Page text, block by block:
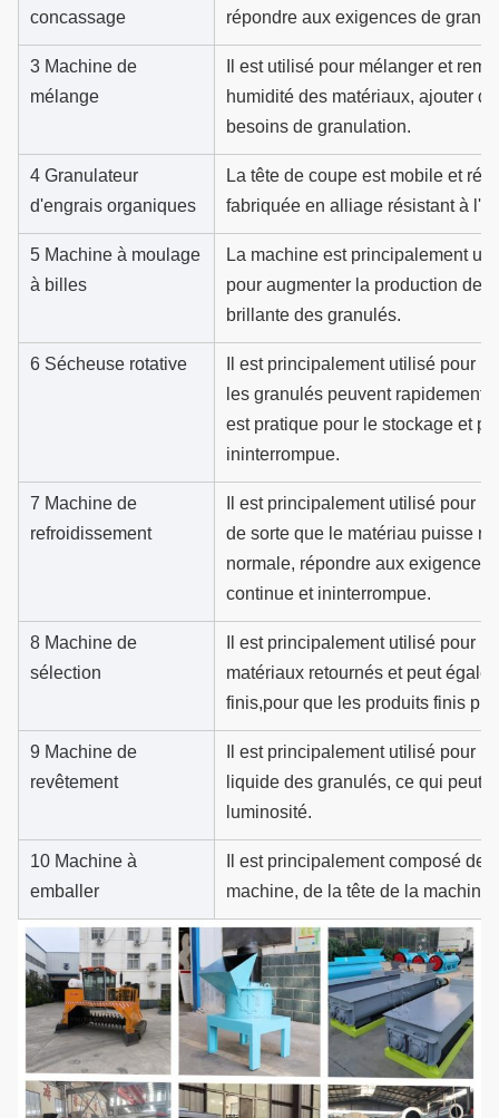
concassage
répondre aux exigences de
3 Machine de
mélange
Il est utilisé pour mélanger et
humidité des matériaux, ajouter
besoins de granulation.
4 Granulateur
d'engrais organiques
La tête de coupe est mobile et
fabriquée en alliage résistant à
5 Machine à moulage
à billes
La machine est principalement
pour augmenter la production de
brillante des granulés.
6 Sécheuse rotative
Il est principalement utilisé pour
les granulés peuvent rapidement
est pratique pour le stockage et
ininterrompue.
7 Machine de
refroidissement
Il est principalement utilisé pour
de sorte que le matériau puisse
normale, répondre aux
continue et ininterrompue.
8 Machine de
sélection
Il est principalement utilisé pour
matériaux retournés et peut
finis,pour que les produits finis
9 Machine de
revêtement
Il est principalement utilisé pour
liquide des granulés, ce qui peut
luminosité.
10 Machine à
emballer
Il est principalement composé
machine, de la tête de la